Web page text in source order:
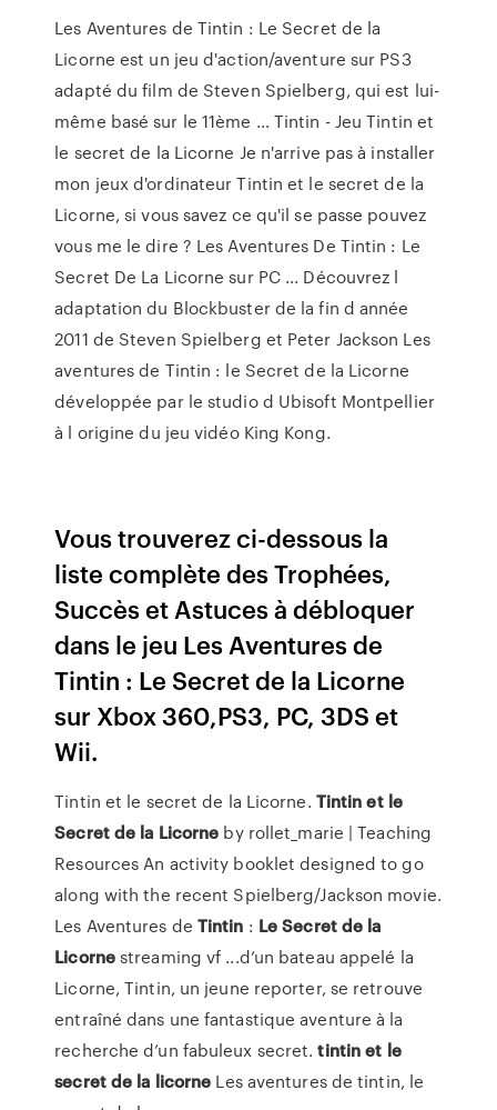
Les Aventures de Tintin : Le Secret de la
Licorne est un jeu d'action/aventure sur PS3
adapté du film de Steven Spielberg, qui est lui-
même basé sur le 11ème ... Tintin - Jeu Tintin et
le secret de la Licorne Je n'arrive pas à installer
mon jeux d'ordinateur Tintin et le secret de la
Licorne, si vous savez ce qu'il se passe pouvez
vous me le dire ? Les Aventures De Tintin : Le
Secret De La Licorne sur PC ... Découvrez l
adaptation du Blockbuster de la fin d année
2011 de Steven Spielberg et Peter Jackson Les
aventures de Tintin : le Secret de la Licorne
développée par le studio d Ubisoft Montpellier
à l origine du jeu vidéo King Kong.
Vous trouverez ci-dessous la
liste complète des Trophées,
Succès et Astuces à débloquer
dans le jeu Les Aventures de
Tintin : Le Secret de la Licorne
sur Xbox 360,PS3, PC, 3DS et
Wii.
Tintin et le secret de la Licorne. Tintin et le
Secretde la Licorne by rollet_marie | Teaching
Resources An activity booklet designed to go
along with the recent Spielberg/Jackson movie.
Les Aventures de Tintin : Le Secretde la
Licornestreaming vf ...d’un bateau appelé la
Licorne, Tintin, un jeune reporter, se retrouve
entraîné dans une fantastique aventure à la
recherche d’un fabuleux secret.tintinet le
secretde la licorne Les aventures de tintin, le